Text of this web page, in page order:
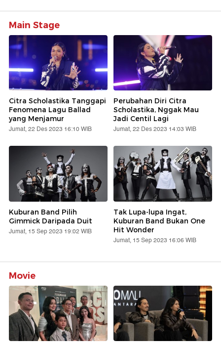
Main Stage
Citra Scholastika Tanggapi
Fenomena Lagu Ballad
yang Menjamur
Jumat, 22 Des 2023 16:10 WIB
Perubahan Diri Citra
Scholastika, Nggak Mau
Jadi Centil Lagi
Jumat, 22 Des 2023 14:03 WIB
Kuburan Band Pilih
Gimmick Daripada Duit
Jumat, 15 Sep 2023 19:02 WIB
Tak Lupa-lupa Ingat,
Kuburan Band Bukan One
Hit Wonder
Jumat, 15 Sep 2023 16:06 WIB
Movie